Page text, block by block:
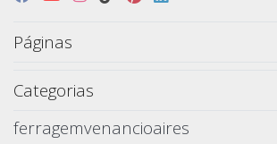
Páginas
Categorias
ferragemvenancioaires